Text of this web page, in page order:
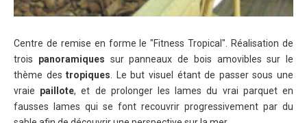
Centre de remise en forme le "Fitness Tropical". Réalisation de
trois panoramiques sur panneaux de bois amovibles sur le
thème destropiques . Le but visuel étant de passer sous une
vraie paillote, et de prolonger les lames du vrai parquet en
fausses lames qui se font recouvrir progressivement par du